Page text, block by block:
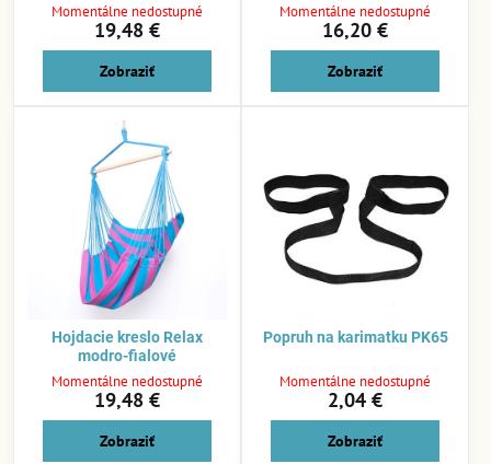
Momentálne nedostupné
19,48 €
Zobraziť
Momentálne nedostupné
16,20 €
Zobraziť
Hojdacie kreslo Relax
modro-fialové
Momentálne nedostupné
19,48 €
Zobraziť
Popruh na karimatku PK65
Momentálne nedostupné
2,04 €
Zobraziť